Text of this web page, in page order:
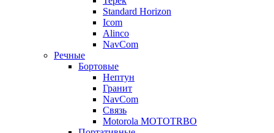
Standard Horizon
Icom
Alinco
NavCom
Речные
Бортовые
Нептун
Гранит
NavCom
Связь
Motorola MOTOTRBO